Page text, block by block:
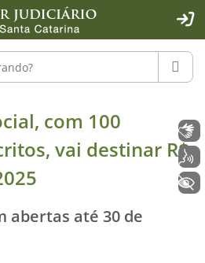
- Rybená
com 100
com 100
vai destinar R$
abertas até 30 de
Libras
Voz